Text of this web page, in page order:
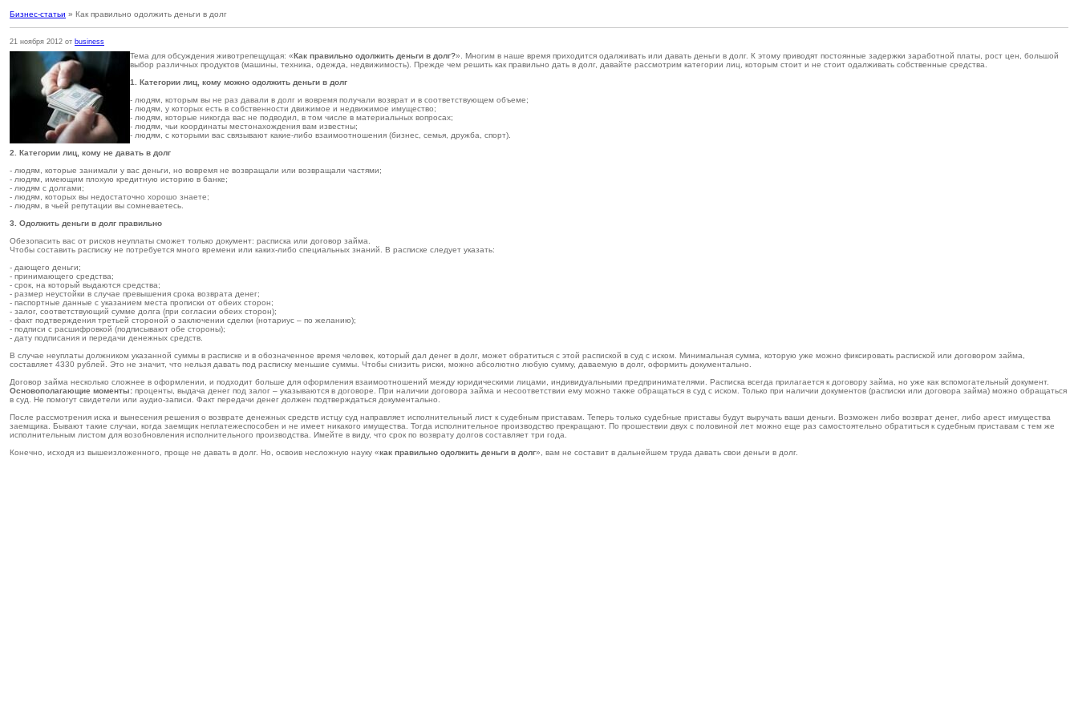
Бизнес-статьи » Как правильно одолжить деньги в долг
21 ноября 2012 от business
Тема для обсуждения животрепещущая: «Как правильно одолжить деньги в долг?». Многим в наше время приходится одалживать или давать деньги в долг. К этому приводят постоянные задержки заработной платы, рост цен, большой
выбор различных продуктов (машины, техника, одежда, недвижимость). Прежде чем решить как правильно дать в долг, давайте рассмотрим категории лиц, которым стоит и не стоит одалживать собственные средства.
1. Категории лиц, кому можно одолжить деньги в долг
- людям, которым вы не раз давали в долг и вовремя получали возврат и в соответствующем объеме;
- людям, у которых есть в собственности движимое и недвижимое имущество;
- людям, которые никогда вас не подводил, в том числе в материальных вопросах;
- людям, чьи координаты местонахождения вам известны;
- людям, с которыми вас связывают какие-либо взаимоотношения (бизнес, семья, дружба, спорт).
2. Категории лиц, кому не давать в долг
- людям, которые занимали у вас деньги, но вовремя не возвращали или возвращали частями;
- людям, имеющим плохую кредитную историю в банке;
- людям с долгами;
- людям, которых вы недостаточно хорошо знаете;
- людям, в чьей репутации вы сомневаетесь.
3. Одолжить деньги в долг правильно
Обезопасить вас от рисков неуплаты сможет только документ: расписка или договор займа.
Чтобы составить расписку не потребуется много времени или каких-либо специальных знаний. В расписке следует указать:
- дающего деньги;
- принимающего средства;
- срок, на который выдаются средства;
- размер неустойки в случае превышения срока возврата денег;
- паспортные данные с указанием места прописки от обеих сторон;
- залог, соответствующий сумме долга (при согласии обеих сторон);
- факт подтверждения третьей стороной о заключении сделки (нотариус – по желанию);
- подписи с расшифровкой (подписывают обе стороны);
- дату подписания и передачи денежных средств.
В случае неуплаты должником указанной суммы в расписке и в обозначенное время человек, который дал денег в долг, может обратиться с этой распиской в суд с иском. Минимальная сумма, которую уже можно фиксировать распиской или договором займа,
составляет 4330 рублей. Это не значит, что нельзя давать под расписку меньшие суммы. Чтобы снизить риски, можно абсолютно любую сумму, даваемую в долг, оформить документально.
Договор займа несколько сложнее в оформлении, и подходит больше для оформления взаимоотношений между юридическими лицами, индивидуальными предпринимателями. Расписка всегда прилагается к договору займа, но уже как вспомогательный документ.
Основополагающие моменты: проценты, выдача денег под залог – указываются в договоре. При наличии договора займа и несоответствии ему можно также обращаться в суд с иском. Только при наличии документов (расписки или договора займа) можно обращаться
в суд. Не помогут свидетели или аудио-записи. Факт передачи денег должен подтверждаться документально.
После рассмотрения иска и вынесения решения о возврате денежных средств истцу суд направляет исполнительный лист к судебным приставам. Теперь только судебные приставы будут выручать ваши деньги. Возможен либо возврат денег, либо арест имущества
заемщика. Бывают такие случаи, когда заемщик неплатежеспособен и не имеет никакого имущества. Тогда исполнительное производство прекращают. По прошествии двух с половиной лет можно еще раз самостоятельно обратиться к судебным приставам с тем же
исполнительным листом для возобновления исполнительного производства. Имейте в виду, что срок по возврату долгов составляет три года.
Конечно, исходя из вышеизложенного, проще не давать в долг. Но, освоив несложную науку «как правильно одолжить деньги в долг», вам не составит в дальнейшем труда давать свои деньги в долг.